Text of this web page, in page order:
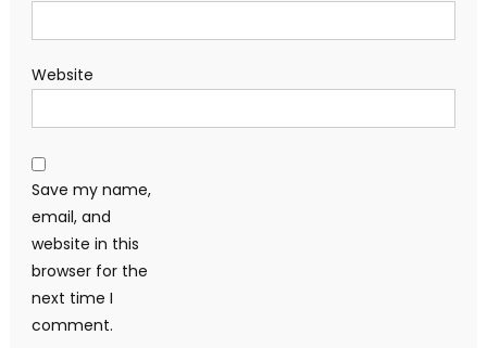
Website
Save my name,
email, and
website in this
browser for the
next time I
comment.